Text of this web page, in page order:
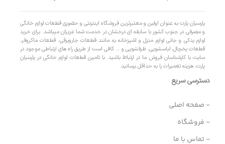
پارسیان پارت به عنوان اولین و معتبرترین فروشگاه اینترنتی و حضوری قطعات لوازم خانگی
و مصرفی در جنوب کشور با سابقه ای درخشان در خدمت شما عزیزان میباشد. برای خرید
لوازم یدکی و جانی لوازم منزل و آشپزخانه به مانند قطعات جاروبرقی، قطعات ماکروفر،
قطعات یخچال، لباسشویی، ظرفشویی و … کافی است از طریق راه های ارتباطی موجود در
سایت با کارشناسان فروش ما در ارتباط باشید. با تامین قطعات لوازم خانگی در پارسیان
پارت، هزینه تعمیرات را به حداقل برسانید.
دسترسی سریع
- صفحه اصلی
- فروشگاه
- تماس با ما